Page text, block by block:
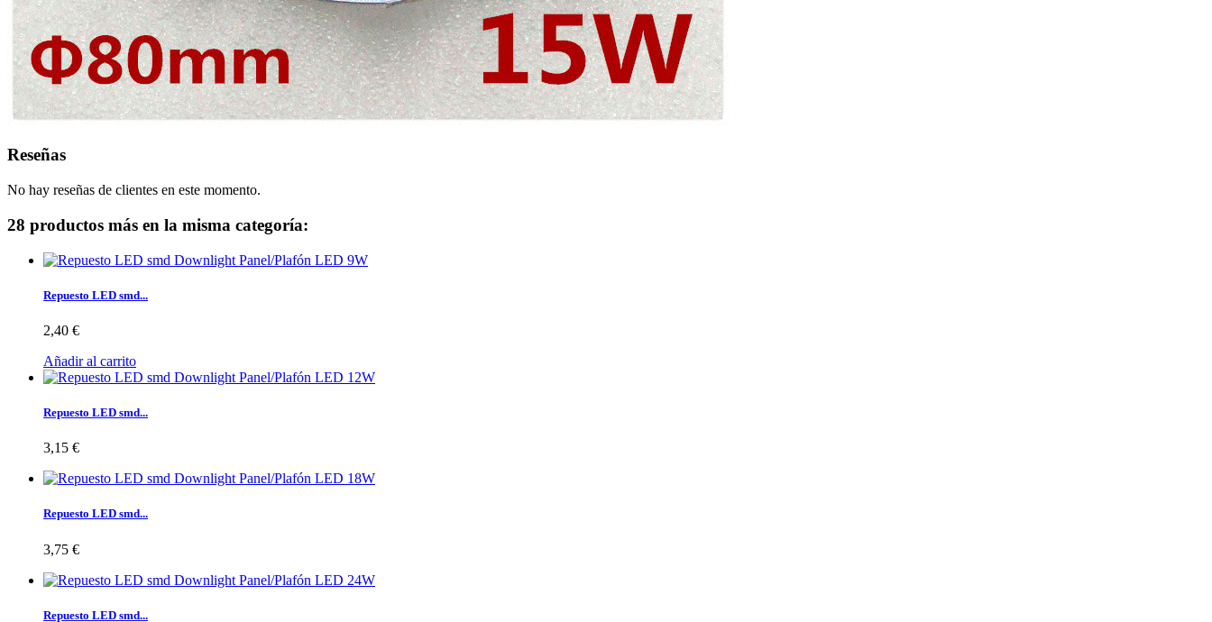
Reseñas
No hay reseñas de clientes en este momento.
28 productos más en la misma categoría:
Repuesto LED smd...
2,40 €
Añadir al carrito
Repuesto LED smd...
3,15 €
Repuesto LED smd...
3,75 €
Repuesto LED smd...